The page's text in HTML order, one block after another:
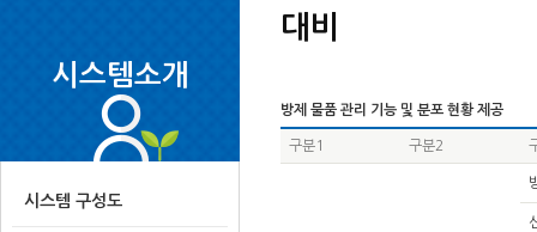
시스템소개
시스템 구성도
대비
방제 물품 관리 기능 및 분포 현황 제공
구분1 구분2